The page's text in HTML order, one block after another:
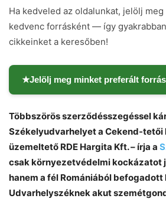
Ha kedveled az oldalunkat, jelölj
kedvenc forrásként — így
cikkeinket a keresőben!
★Jelölj meg minket preferált
Többszörös szerződésszegéssel
Székelyudvarhelyet a Cekend-
üzemeltető RDE Hargita Kft. – írja a
csak környezetvédelmi kockázatot
hanem a fél Romániából
Udvarhelyszéknek akut